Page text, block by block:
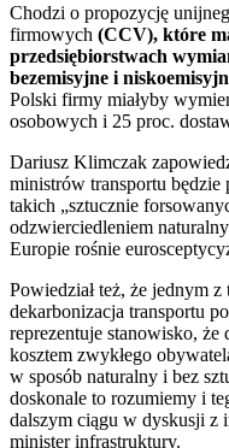
Chodzi o propozycję
firmowych (CCV), które
przedsiębiorstwach
bezemisyjne i
Polski firmy miałyby
osobowych i 25 proc.
Dariusz Klimczak
ministrów transportu będzie
takich „sztucznie
odzwierciedleniem
Europie rośnie
Powiedział też, że jednym
dekarbonizacja transportu
reprezentuje stanowisko, że
kosztem zwykłego
w sposób naturalny i bez
doskonale to rozumiemy i
dalszym ciągu w dyskusji z
minister infrastruktury.